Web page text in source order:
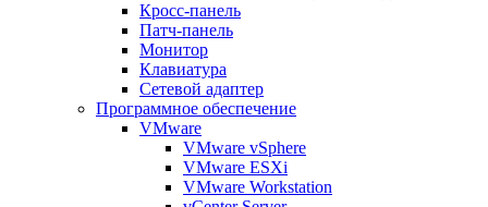
Кросс-панель
Патч-панель
Монитор
Клавиатура
Сетевой адаптер
Программное обеспечение
VMware
VMware vSphere
VMware ESXi
VMware Workstation